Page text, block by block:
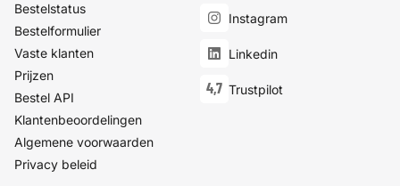
Bestelstatus
Bestelformulier
Vaste klanten
Prijzen
Bestel API
Klantenbeoordelingen
Algemene voorwaarden
Privacy beleid
Instagram
Linkedin
4,7 Trustpilot